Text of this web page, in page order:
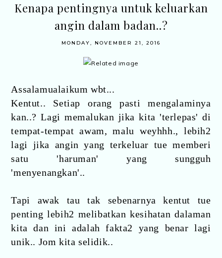
Kenapa pentingnya untuk keluarkan
angin dalam badan..?
MONDAY, NOVEMBER 21, 2016
Assalamualaikum wbt...
Kentut.. Setiap orang pasti mengalaminya
kan..? Lagi memalukan jika kita 'terlepas' di
tempat-tempat awam, malu weyhhh., lebih2
lagi jika angin yang terkeluar tue memberi
satu 'haruman' yang sungguh
'menyenangkan'..
Tapi awak tau tak sebenarnya kentut tue
penting lebih2 melibatkan kesihatan dalaman
kita dan ini adalah fakta2 yang benar lagi
unik.. Jom kita selidik..